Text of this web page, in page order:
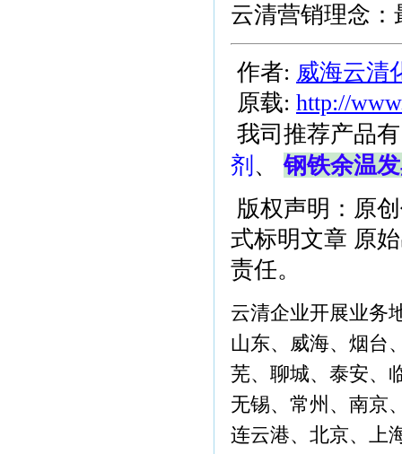
云清营销理念
作者: 威海云清
原载: http://
我司推荐产品
剂 、钢铁余温
版权声明：原
式标明文章 原
责任。
云清企业开展业务
山东、威海、烟台
芜、聊城、泰安、
无锡、常州、南京
连云港、北京、上